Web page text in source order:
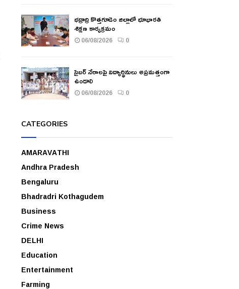
భద్రాద్రి కొత్తగూడెం జిల్లాలో భూభారతి
శిక్షణ కార్యక్రమం
06/08/2026 0
సైబర్ నేరాలపై విద్యార్థినులు అప్రమత్తంగా
ఉండాలి
06/08/2026 0
CATEGORIES
AMARAVATHI
Andhra Pradesh
Bengaluru
Bhadradri Kothagudem
Business
Crime News
DELHI
Education
Entertainment
Farming